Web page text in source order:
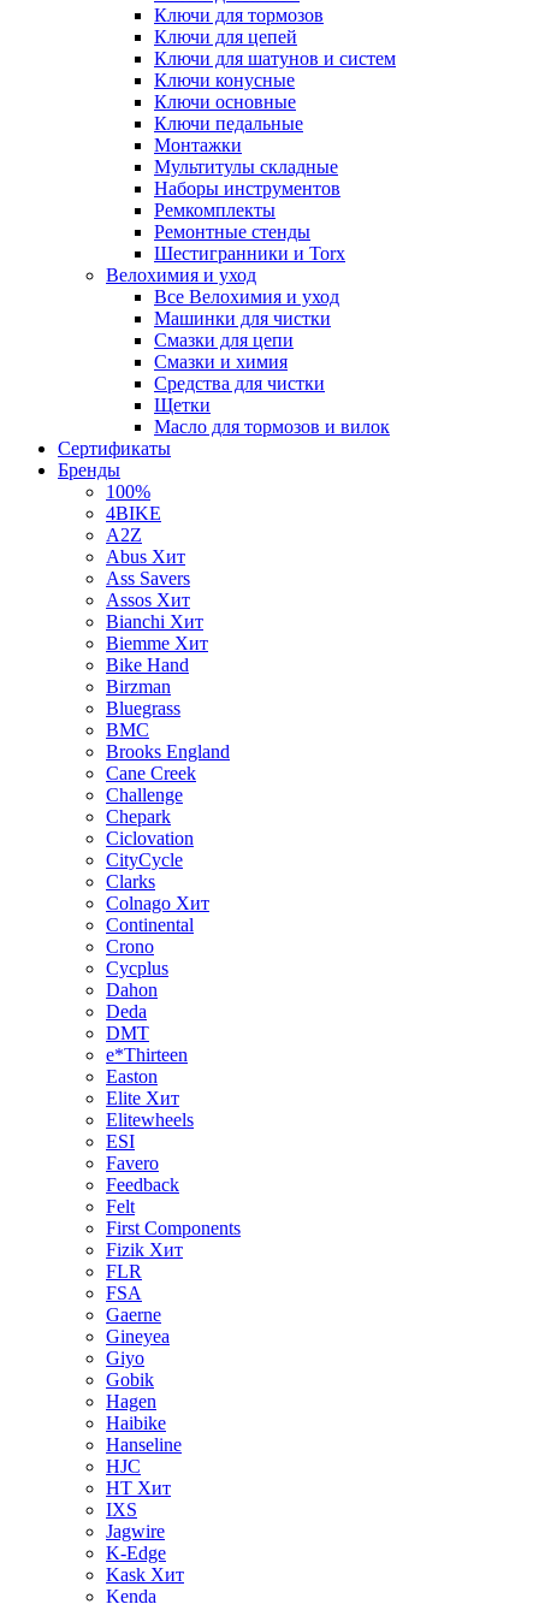
Ключи для тормозов
Ключи для цепей
Ключи для шатунов и систем
Ключи конусные
Ключи основные
Ключи педальные
Монтажки
Мультитулы складные
Наборы инструментов
Ремкомплекты
Ремонтные стенды
Шестигранники и Torx
Велохимия и уход
Все Велохимия и уход
Машинки для чистки
Смазки для цепи
Смазки и химия
Средства для чистки
Щетки
Масло для тормозов и вилок
Сертификаты
Бренды
100%
4BIKE
A2Z
Abus Хит
Ass Savers
Assos Хит
Bianchi Хит
Biemme Хит
Bike Hand
Birzman
Bluegrass
BMC
Brooks England
Cane Creek
Challenge
Chepark
Ciclovation
CityCycle
Clarks
Colnago Хит
Continental
Crono
Cycplus
Dahon
Deda
DMT
e*Thirteen
Easton
Elite Хит
Elitewheels
ESI
Favero
Feedback
Felt
First Components
Fizik Хит
FLR
FSA
Gaerne
Gineyea
Giyo
Gobik
Hagen
Haibike
Hanseline
HJC
HT Хит
IXS
Jagwire
K-Edge
Kask Хит
Kenda